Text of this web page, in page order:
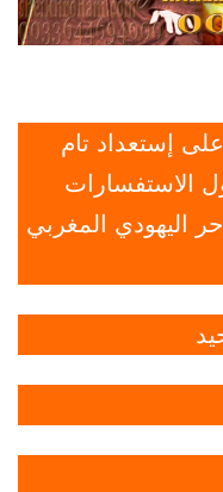
إستعداد تام
الاستفسارات
اليهودي المغربي